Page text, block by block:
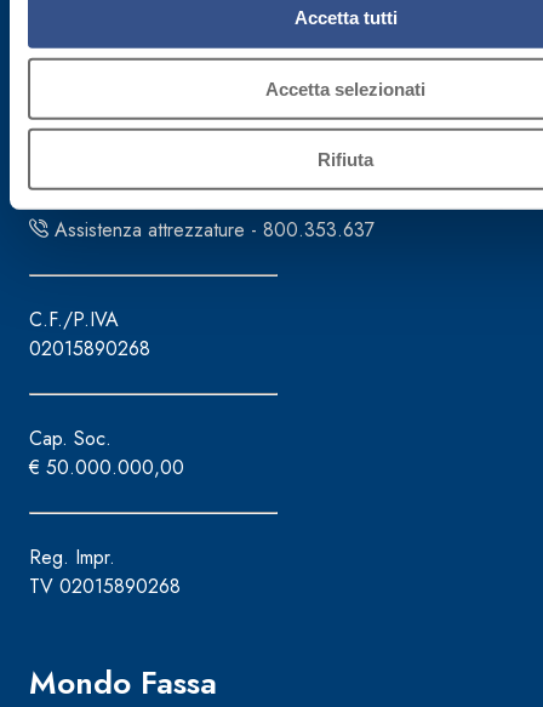
Accetta tutti
Accetta selezionati
Rifiuta
Fassa S.r.l.
via Lazzaris, 3
Assistenza attrezzature - 800.353.637
C.F./P.IVA
02015890268
Cap. Soc.
€ 50.000.000,00
Reg. Impr.
TV 02015890268
Mondo Fassa